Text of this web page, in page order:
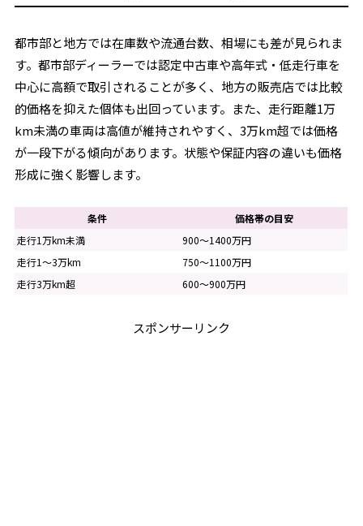
都市部と地方では在庫数や流通台数、相場にも差が見られま
す。都市部ディーラーでは認定中古車や高年式・低走行車を
中心に高額で取引されることが多く、地方の販売店では比較
的価格を抑えた個体も出回っています。また、走行距離1万
km未満の車両は高値が維持されやすく、3万km超では価格
が一段下がる傾向があります。状態や保証内容の違いも価格
形成に強く影響します。
条件
価格帯の目安
走行1万km未満
900～1400万円
走行1～3万km
750～1100万円
走行3万km超
600～900万円
スポンサーリンク